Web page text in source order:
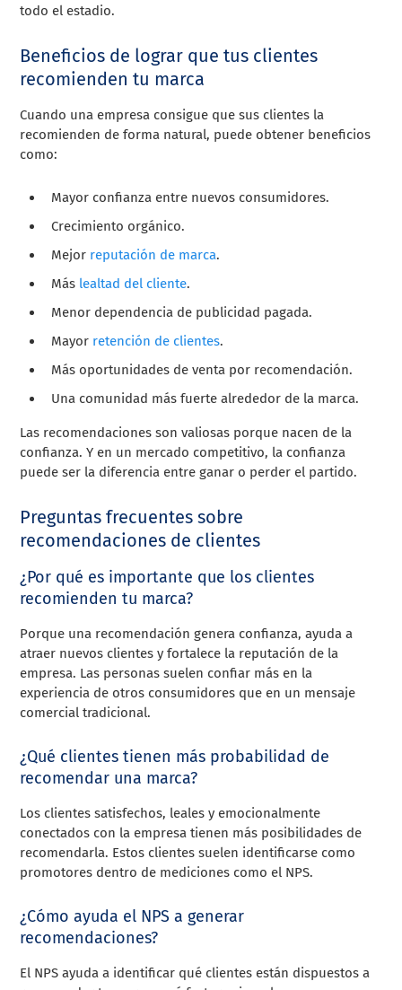
todo el estadio.
Beneficios de lograr que tus clientes
recomienden tu marca
Cuando una empresa consigue que sus clientes la
recomienden de forma natural, puede obtener beneficios
como:
Mayor confianza entre nuevos consumidores.
Crecimiento orgánico.
Mejor reputación de marca.
Más lealtad del cliente.
Menor dependencia de publicidad pagada.
Mayor retención de clientes.
Más oportunidades de venta por recomendación.
Una comunidad más fuerte alrededor de la marca.
Las recomendaciones son valiosas porque nacen de la
confianza. Y en un mercado competitivo, la confianza
puede ser la diferencia entre ganar o perder el partido.
Preguntas frecuentes sobre
recomendaciones de clientes
¿Por qué es importante que los clientes
recomienden tu marca?
Porque una recomendación genera confianza, ayuda a
atraer nuevos clientes y fortalece la reputación de la
empresa. Las personas suelen confiar más en la
experiencia de otros consumidores que en un mensaje
comercial tradicional.
¿Qué clientes tienen más probabilidad de
recomendar una marca?
Los clientes satisfechos, leales y emocionalmente
conectados con la empresa tienen más posibilidades de
recomendarla. Estos clientes suelen identificarse como
promotores dentro de mediciones como el NPS.
¿Cómo ayuda el NPS a generar
recomendaciones?
El NPS ayuda a identificar qué clientes están dispuestos a